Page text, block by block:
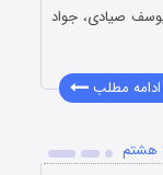
صیادی، جواد
ادامه مطلب